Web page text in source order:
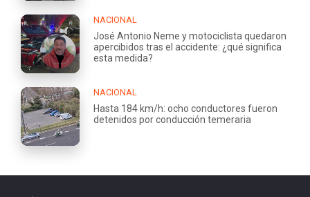
NACIONAL
José Antonio Neme y motociclista quedaron
apercibidos tras el accidente: ¿qué significa
esta medida?
NACIONAL
Hasta 184 km/h: ocho conductores fueron
detenidos por conducción temeraria